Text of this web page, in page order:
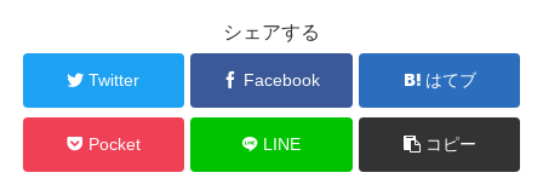
シェアする
Twitter Facebook はてブ
Pocket LINE コピー